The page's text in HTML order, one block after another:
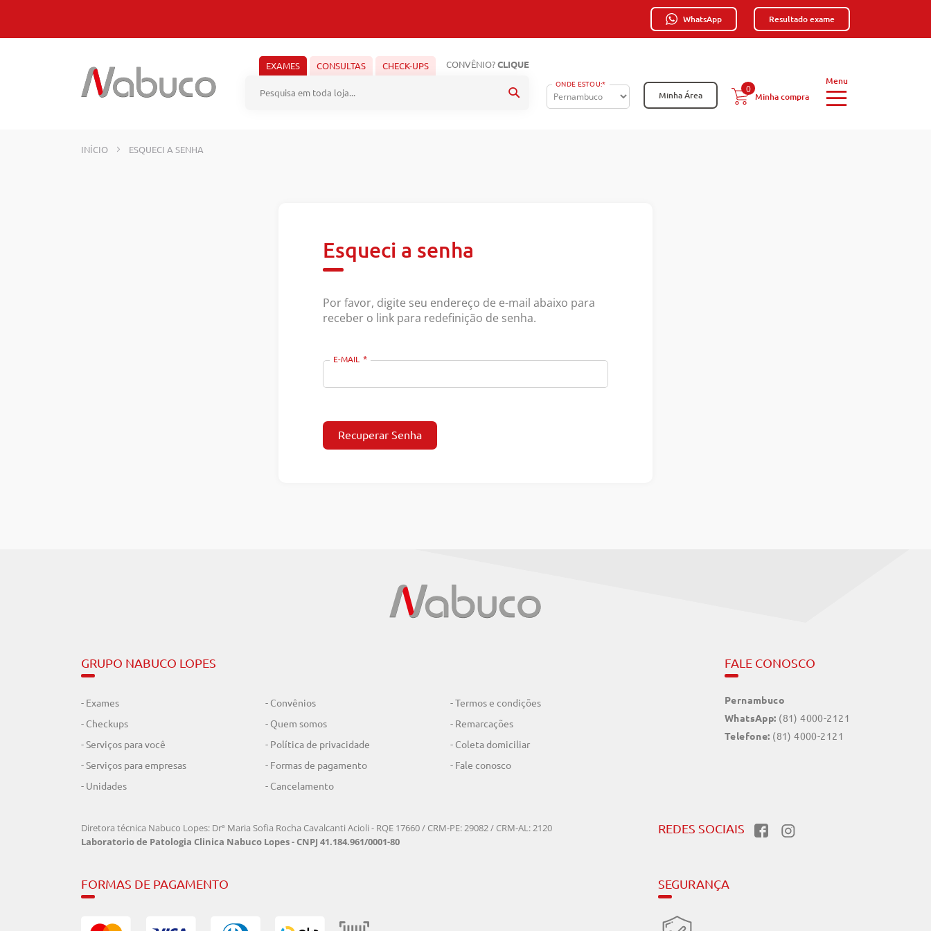
WhatsApp Resultado exame
0
Minha compra
Minha Área
ONDE ESTOU:*
EXAMES CONSULTAS CHECK-UPS CONVÊNIO? CLIQUE
Pesquisa
INÍCIO ESQUECI A SENHA
Esqueci a senha
Por favor, digite seu endereço de e-mail abaixo para
receber o link para redefinição de senha.
E-MAIL
Recuperar Senha
GRUPO NABUCO LOPES
- Exames
- Checkups
- Serviços para você
- Serviços para empresas
- Unidades
- Convênios
- Quem somos
- Política de privacidade
- Formas de pagamento
- Cancelamento
- Termos e condições
- Remarcações
- Coleta domiciliar
- Fale conosco
FALE CONOSCO
Pernambuco
WhatsApp: (81) 4000-2121
Telefone: (81) 4000-2121
Diretora técnica Nabuco Lopes: Drª Maria Sofia Rocha Cavalcanti Acioli - RQE 17660 / CRM-PE: 29082 / CRM-AL: 2120
Laboratorio de Patologia Clinica Nabuco Lopes - CNPJ 41.184.961/0001-80
REDES SOCIAIS
FORMAS DE PAGAMENTO SEGURANÇA